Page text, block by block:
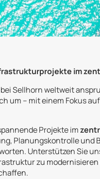
im
Sellhorn weltweit
um – mit einem Fokus
Projekte im
Planungskontrolle und
Unterstützen Sie
zu